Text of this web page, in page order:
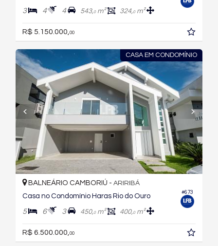
3 4 4 543,0m² 324,0m²
R$ 5.150.000, 00
CASA EM CONDOMÍNIO
#673
BALNEÁRIO CAMBORIÚ - ARIRIBÁ
Casa no Condomínio Haras Rio do Ouro
5 6 3 450,0m² 400,0m²
R$ 6.500.000, 00